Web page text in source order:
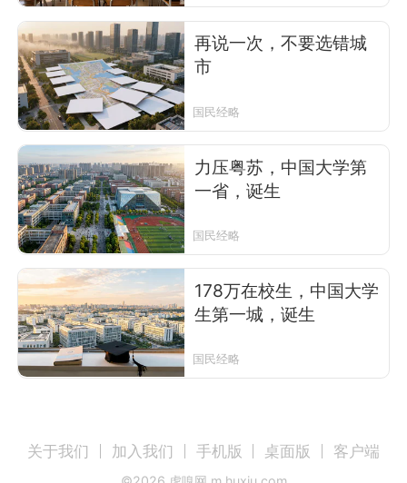
再说一次，不要选错城
市
国民经略
力压粤苏，中国大学第
一省，诞生
国民经略
178万在校生，中国大学
生第一城，诞生
国民经略
关于我们 加入我们 手机版 桌面版 客户端